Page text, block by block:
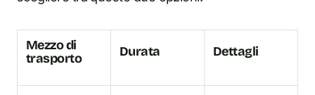
Mezzo di
trasporto
Durata Dettagli